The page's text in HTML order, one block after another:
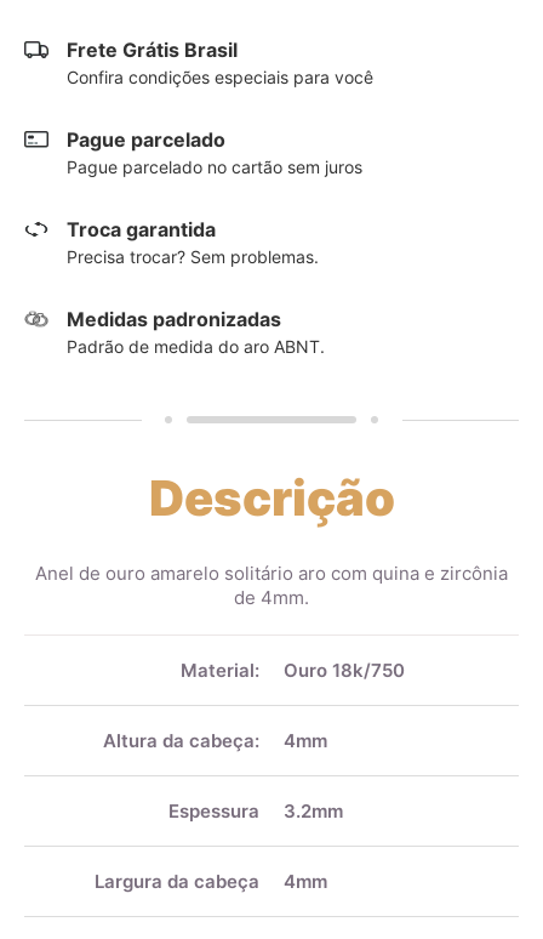
Frete Grátis Brasil
Confira condições especiais para você
Pague parcelado
Pague parcelado no cartão sem juros
Troca garantida
Precisa trocar? Sem problemas.
Medidas padronizadas
Padrão de medida do aro ABNT.
Descrição
Anel de ouro amarelo solitário aro com quina e zircônia
de 4mm.
Material: Ouro 18k/750
Altura da cabeça: 4mm
Espessura 3.2mm
Largura da cabeça 4mm